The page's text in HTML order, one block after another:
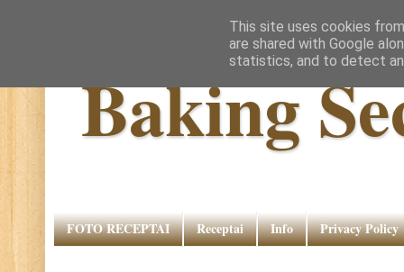
Baking
FOTO RECEPTAI Receptai Info Privacy Policy
This site uses cookies
are shared with Google
statistics, and to detect